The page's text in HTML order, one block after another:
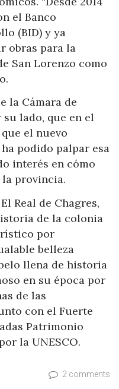
el Banco
(BID) y ya
obras para la
San Lorenzo como
la Cámara de
lado, que en el
el nuevo
podido palpar esa
interés en cómo
provincia.
Real de Chagres,
de la colonia
por
belleza
llena de historia
en su época por
de las
con el Fuerte
Patrimonio
la UNESCO.
2 comments